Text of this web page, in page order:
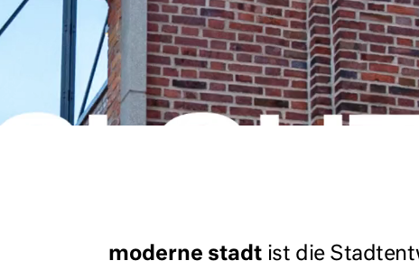
moderne stadt ist die